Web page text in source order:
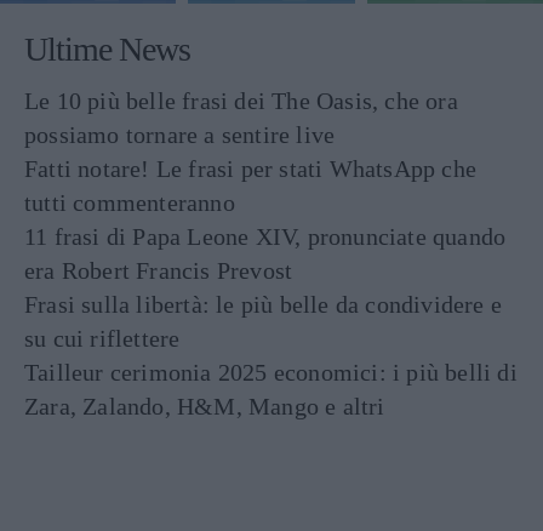
Ultime News
Le 10 più belle frasi dei The Oasis, che ora
possiamo tornare a sentire live
Fatti notare! Le frasi per stati WhatsApp che
tutti commenteranno
11 frasi di Papa Leone XIV, pronunciate quando
era Robert Francis Prevost
Frasi sulla libertà: le più belle da condividere e
su cui riflettere
Tailleur cerimonia 2025 economici: i più belli di
Zara, Zalando, H&M, Mango e altri